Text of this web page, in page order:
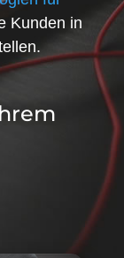
Kunden in